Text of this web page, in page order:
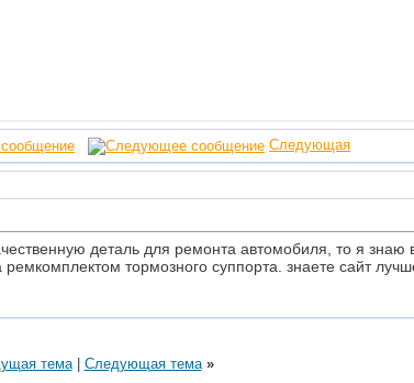
Следующая
деталь для ремонта автомобиля, то я
ремкомплектом тормозного суппорта. знаете сайт
тема| Следующая тема »